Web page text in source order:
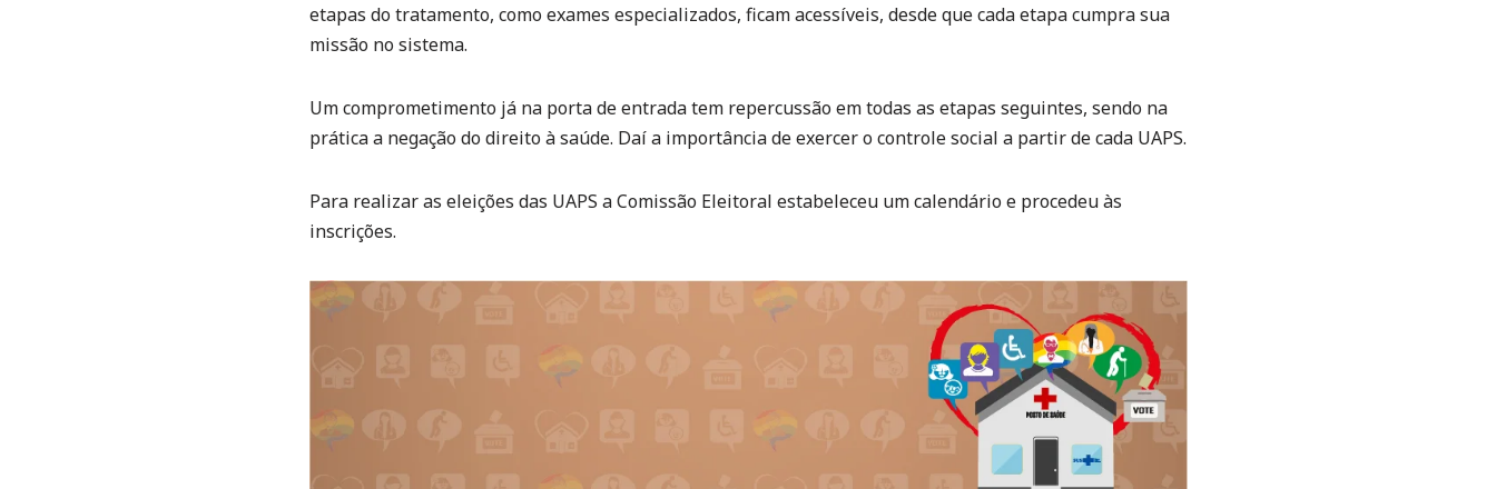
etapas do tratamento, como exames especializados, ficam acessíveis, desde que cada etapa cumpra sua
missão no sistema.
Um comprometimento já na porta de entrada tem repercussão em todas as etapas seguintes, sendo na
prática a negação do direito à saúde. Daí a importância de exercer o controle social a partir de cada UAPS.
Para realizar as eleições das UAPS a Comissão Eleitoral estabeleceu um calendário e procedeu às
inscrições.